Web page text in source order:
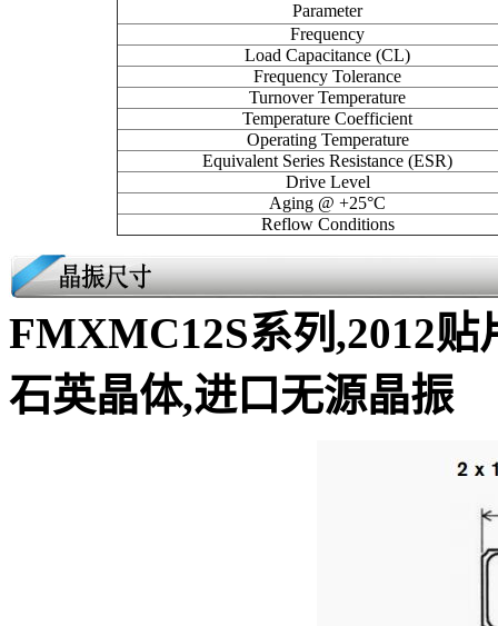
Parameter
Frequency
Load Capacitance (CL)
Frequency Tolerance
Turnover Temperature
Temperature Coefficient
Operating Temperature
Equivalent Series Resistance (ESR)
Drive Level
Aging @ +25°C
Reflow Conditions
FMXMC12S系列,2012
石英晶体,进口无源晶振